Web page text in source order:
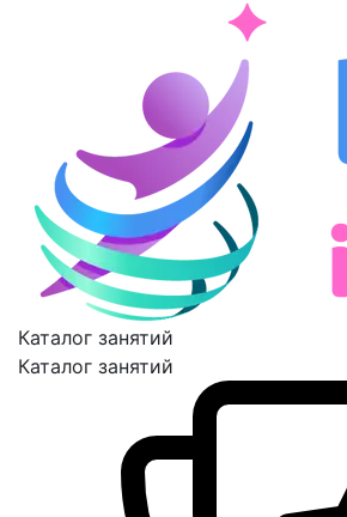
Каталог занятий
Каталог занятий